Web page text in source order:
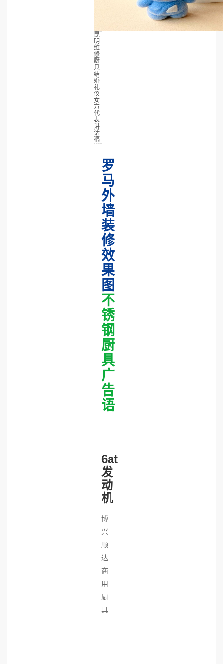
昆
明
维
修
厨
具
结
婚
礼
仪
女
方
代
表
讲
话
稿
罗
马
外
墙
装
修
效
果
图
不
锈
钢
厨
具
广
告
语
6at
发
动
机
博
兴
顺
达
商
用
厨
具